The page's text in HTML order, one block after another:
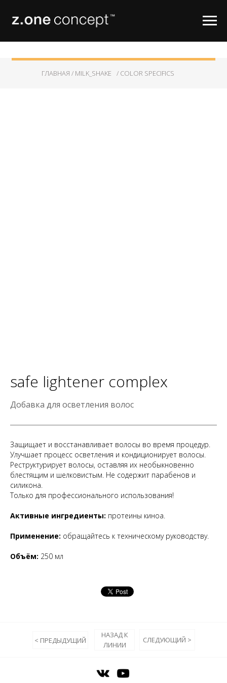
ГЛАВНАЯ / MILK_SHAKE / COLOR SPECIFICS
safe lightener complex
Добавка для осветления волос
Защищает и восстанавливает волосы во время процедур.
Улучшает процесс осветления и кондиционирует волосы.
Реструктурирует волосы, оставляя их необыкновенно
блестящим и шелковистым. Не содержит парабенов и
силикона.
Только для профессионального использования!
Активные ингредиенты: протеины киноа.
Применение: обращайтесь к техническому руководству.
Объём: 250 мл
НАЗАД К
ЛИНИИ
< ПРЕДЫДУЩИЙ СЛЕДУЮЩИЙ >